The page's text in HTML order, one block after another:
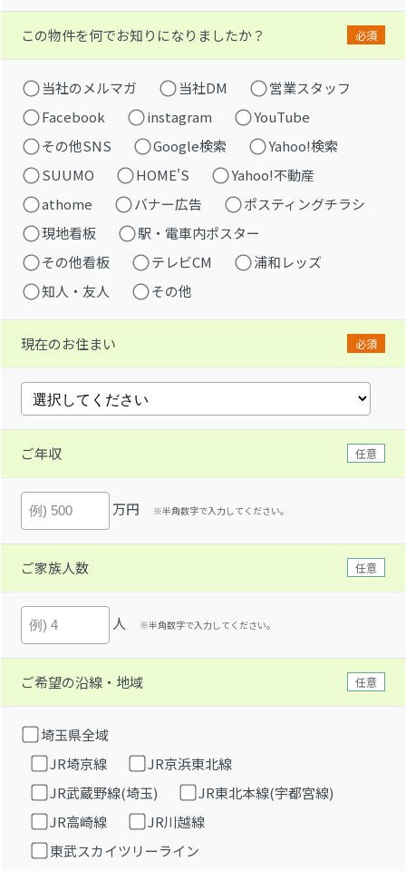
この物件を何でお知りになりましたか？ 必須
当社のメルマガ 当社DM
営業スタッフ
Facebook
instagram
YouTube
その他SNS
Google検索
Yahoo!検索
SUUMO
HOME'S
Yahoo!不動産
athome
バナー広告
ポスティングチラシ
現地看板
駅・電車内ポスター
その他看板
テレビCM
浦和レッズ
知人・友人
その他
現在のお住まい 必須
ご年収 任意
万円 ※半角数字で入力してください。
ご家族人数 任意
人 ※半角数字で入力してください。
ご希望の沿線・地域 任意
埼玉県全域
JR埼京線
JR京浜東北線
JR武蔵野線(埼玉)
JR東北本線(宇都宮線)
JR高崎線
JR川越線
東武スカイツリーライン